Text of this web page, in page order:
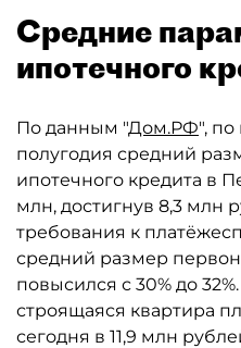
Средние
ипотечного
По данным "Дом.РФ",
полугодия средний
ипотечного кредита в
млн, достигнув 8,3 млн
требования к
средний размер
повысился с 30% до
строящаяся квартира
сегодня в 11,9 млн